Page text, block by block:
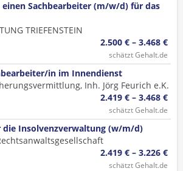
Sachbearbeiter (m/w/d) für das
TRIEFENSTEIN
2.500 € – 3.468 €
schätzt Gehalt.de
in im Innendienst
Inh. Jörg Feurich e.K.
2.419 € – 3.468 €
schätzt Gehalt.de
die Insolvenzverwaltung (w/m/d)
2.419 € – 3.226 €
schätzt Gehalt.de